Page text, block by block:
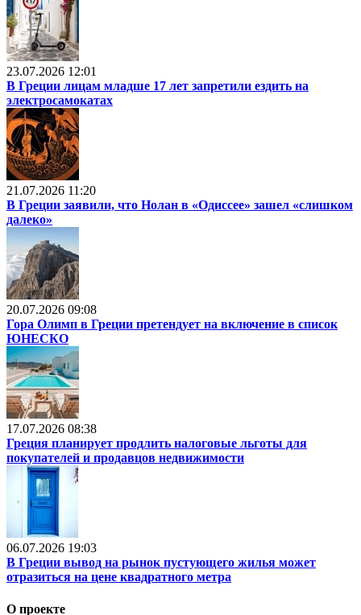
23.07.2026 12:01
В Греции лицам младше 17 лет запретили ездить на
электросамокатах
21.07.2026 11:20
В Греции заявили, что Нолан в «Одиссее» зашел «слишком
далеко»
20.07.2026 09:08
Гора Олимп в Греции претендует на включение в список
ЮНЕСКО
17.07.2026 08:38
Греция планирует продлить налоговые льготы для
покупателей и продавцов недвижимости
06.07.2026 19:03
В Греции вывод на рынок пустующего жилья может
отразиться на цене квадратного метра
О проекте